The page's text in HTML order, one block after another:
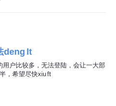
deng lt
用户比较多，无法登陆，会让一大部
，希望尽快xiu ft